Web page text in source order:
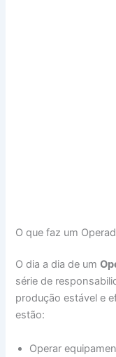
O que faz um
O dia a dia de um
série de
produção estável e
estão:
Operar